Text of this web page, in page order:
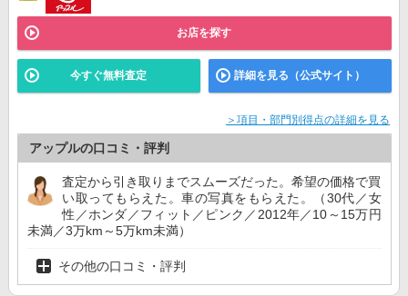
お店を探す
今すぐ無料査定 詳細を見る（公式サイト）
＞項目・部門別得点の詳細を見る
アップルの口コミ・評判
査定から引き取りまでスムーズだった。希望の価格で買
い取ってもらえた。車の写真をもらえた。（30代／女
性／ホンダ／フィット／ピンク／2012年／10～15万円
未満／3万km～5万km未満）
その他の口コミ・評判